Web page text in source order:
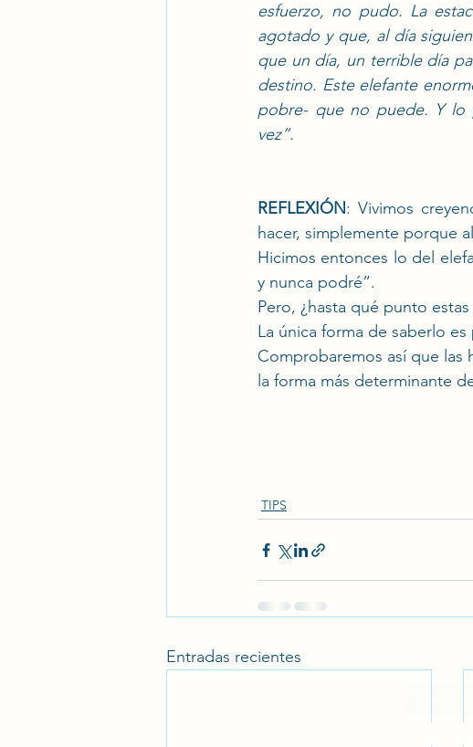
esfuerzo, no pudo. La
agotado y que, al día
que un día, un terrible día
destino. Este elefante
pobre- que no puede. Y lo
vez”.
REFLEXIÓN: Vivimos
hacer, simplemente porque
Hicimos entonces lo del
y nunca podré”.
Pero, ¿hasta qué punto
La única forma de saberlo
Comprobaremos así que las
la forma más determinante
TIPS
Entradas recientes